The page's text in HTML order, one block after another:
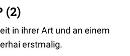
(2)
in ihrer Art und an einem
erstmalig.